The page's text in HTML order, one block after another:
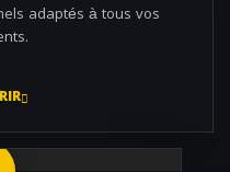
adaptés à tous vos